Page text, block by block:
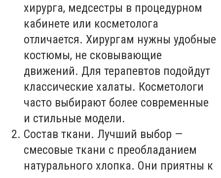
хирурга, медсестры в процедурном
кабинете или косметолога
отличается. Хирургам нужны удобные
костюмы, не сковывающие
движений. Для терапевтов подойдут
классические халаты. Косметологи
часто выбирают более современные
и стильные модели.
Состав ткани. Лучший выбор —
смесовые ткани с преобладанием
натурального хлопка. Они приятны к